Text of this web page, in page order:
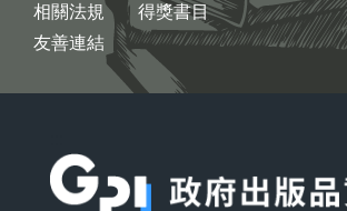
相關法規
友善連結
得獎書目